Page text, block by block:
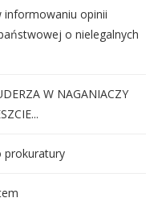
informowaniu opinii
o nielegalnych
W NAGANIACZY
prokuratury